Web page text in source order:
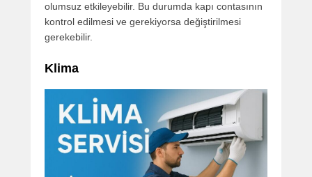
olumsuz etkileyebilir. Bu durumda kapı contasının
kontrol edilmesi ve gerekiyorsa değiştirilmesi
gerekebilir.
Klima